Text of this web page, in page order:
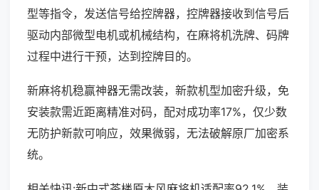
型等指令，发送信号给控牌器，控牌器接收到信号后
驱动内部微型电机或机械结构，在麻将机洗牌、码牌
过程中进行干预，达到控牌目的。
新麻将机稳赢神器无需改装，新款机型加密升级，免
安装款需近距离精准对码，配对成功率17%，仅少数
无防护新款可响应，效果微弱，无法破解原厂加密系
统。